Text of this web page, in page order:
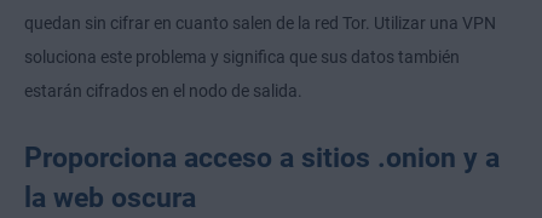
quedan sin cifrar en cuanto salen de la red Tor. Utilizar una VPN
soluciona este problema y significa que sus datos también
estarán cifrados en el nodo de salida.
Proporciona acceso a sitios .onion y a
la web oscura